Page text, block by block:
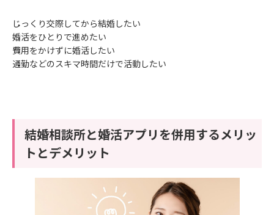
じっくり交際してから結婚したい
婚活をひとりで進めたい
費用をかけずに婚活したい
通勤などのスキマ時間だけで活動したい
結婚相談所と婚活アプリを併用するメリッ
トとデメリット